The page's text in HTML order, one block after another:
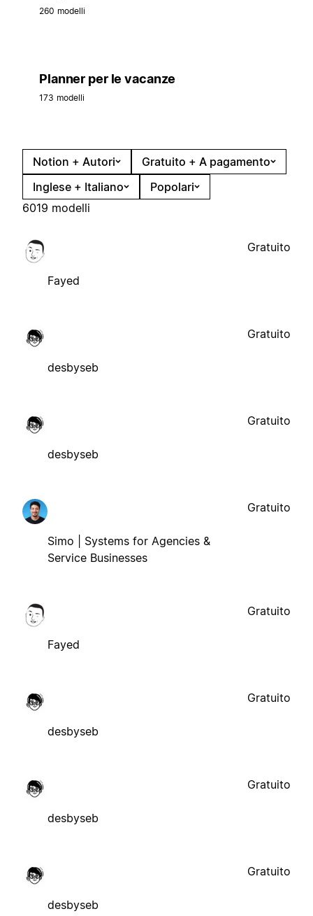
260 modelli
Planner per le vacanze
173 modelli
Notion + Autori
Gratuito + A pagamento
Inglese + Italiano
Popolari
6019 modelli
Fayed
Gratuito
desbyseb
Gratuito
desbyseb
Gratuito
Simo | Systems for Agencies &
Service Businesses
Gratuito
Fayed
Gratuito
desbyseb
Gratuito
desbyseb
Gratuito
desbyseb
Gratuito